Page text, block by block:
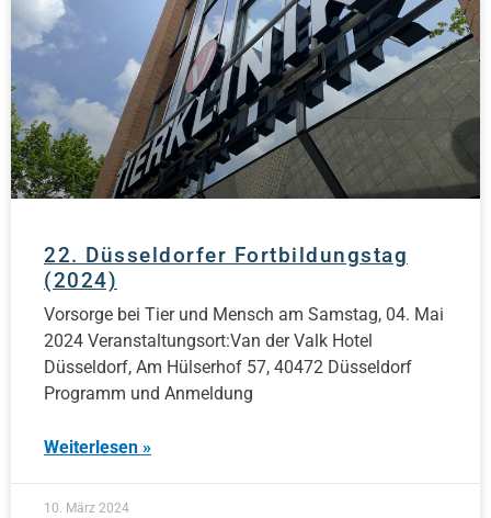
22. Düsseldorfer Fortbildungstag
(2024)
Vorsorge bei Tier und Mensch am Samstag, 04. Mai
2024 Veranstaltungsort:Van der Valk Hotel
Düsseldorf, Am Hülserhof 57, 40472 Düsseldorf
Programm und Anmeldung
Weiterlesen »
10. März 2024